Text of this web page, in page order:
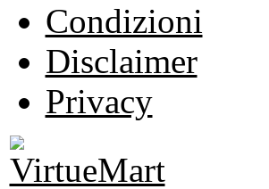
Condizioni
Disclaimer
Privacy